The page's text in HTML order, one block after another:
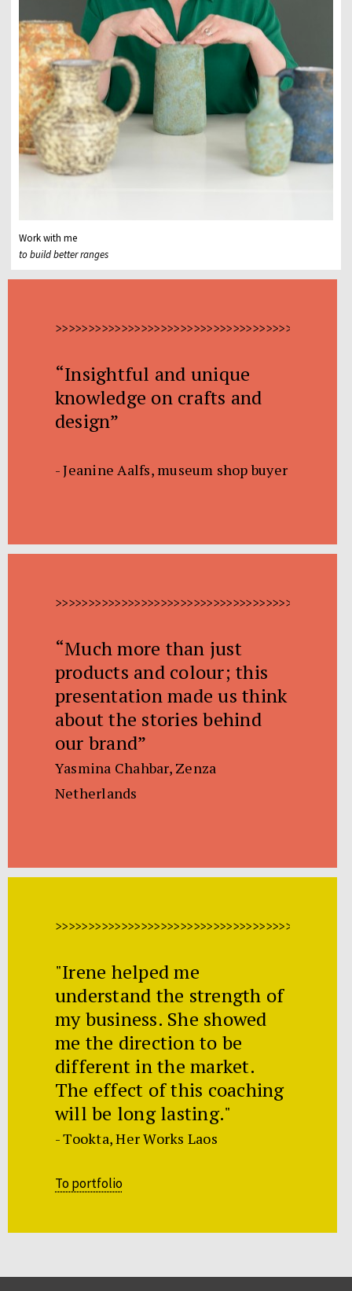
Work with me
to build better ranges
“Insightful and unique
knowledge on crafts and
design”
- Jeanine Aalfs, museum shop buyer
“Much more than just
products and colour; this
presentation made us think
about the stories behind
our brand”
Yasmina Chahbar, Zenza
Netherlands
"Irene helped me
understand the strength of
my business. She showed
me the direction to be
different in the market.
The effect of this coaching
will be long lasting."
- Tookta, Her Works Laos
To portfolio